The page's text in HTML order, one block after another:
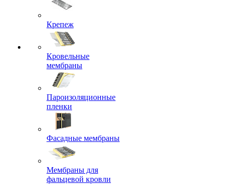
Крепеж
Кровельные
мембраны
Пароизоляционные
пленки
Фасадные мембраны
Мембраны для
фальцевой кровли